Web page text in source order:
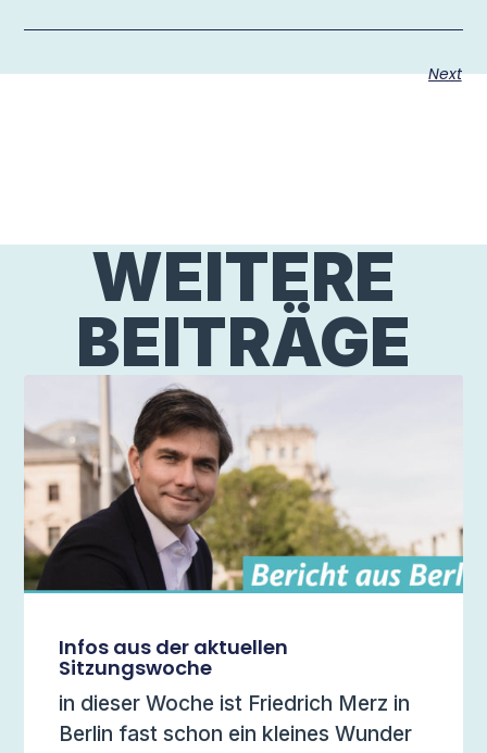
Next
WEITERE
BEITRÄGE
Infos aus der aktuellen
Sitzungswoche
in dieser Woche ist Friedrich Merz in
Berlin fast schon ein kleines Wunder